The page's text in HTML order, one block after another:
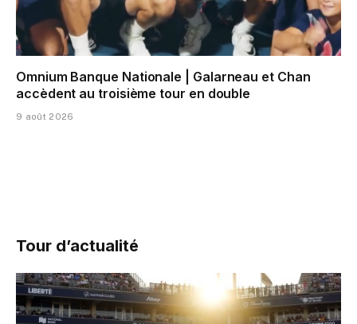
Omnium Banque Nationale | Galarneau et Chan
accèdent au troisième tour en double
9 août 2026
Tour d’actualité